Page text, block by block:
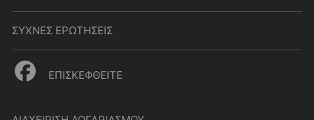
ΣΥΧΝΕΣ ΕΡΩΤΗΣΕΙΣ
ΕΠΙΣΚΕΦΘΕΙΤΕ